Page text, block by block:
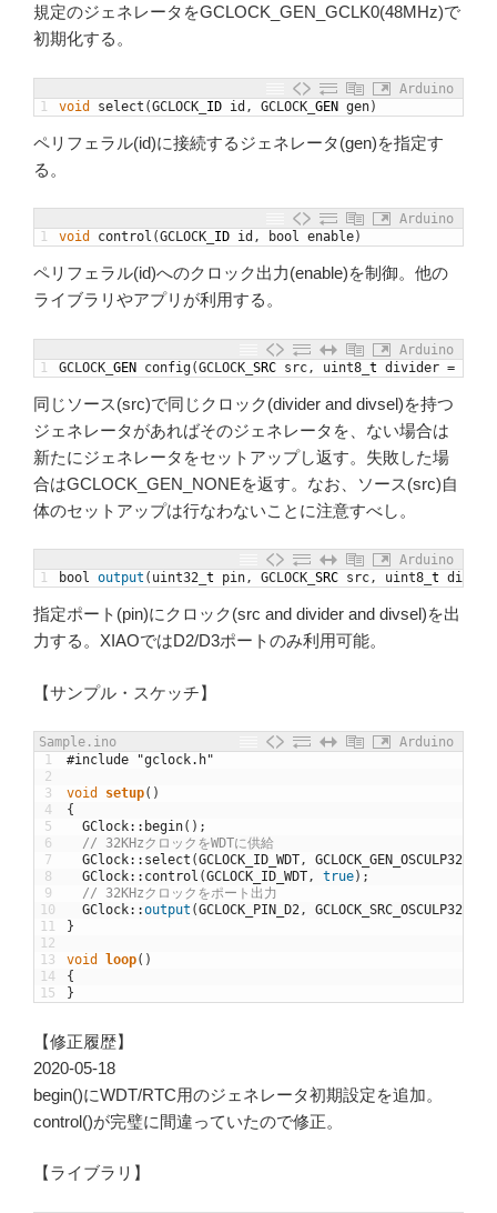
規定のジェネレータをGCLOCK_GEN_GCLK0(48MHz)で
初期化する。
Arduino
1
void select (GCLOCK ID id , GCLOCK GEN gen)
ペリフェラル(id)に接続するジェネレータ(gen)を指定す
る。
Arduino
1
void control (GCLOCK ID id , bool enable)
ペリフェラル(id)へのクロック出力(enable)を制御。他の
ライブラリやアプリが利用する。
Arduino
1
GCLOCK GEN config(GCLOCK SRC src , uint8 t divider =
同じソース(src)で同じクロック(divider and divsel)を持つ
ジェネレータがあればそのジェネレータを、ない場合は
新たにジェネレータをセットアップし返す。失敗した場
合はGCLOCK_GEN_NONEを返す。なお、ソース(src)自
体のセットアップは行なわないことに注意すべし。
Arduino
1
bool output ( uint32 t pin, GCLOCK SRC src, uint8 t
指定ポート(pin)にクロック(src and divider and divsel)を出
力する。XIAOではD2/D3ポートのみ利用可能。
【サンプル・スケッチ】
Sample.ino
Arduino
1
2
3
4
5
6
7
8
9
10
11
12
13
14
15
#include "gclock.h"
void setup( )
{
GClock:: begin( ) ;
// 32KHzクロックをWDTに供給
GClock:: select (GCLOCK_ID_WDT, GCLOCK_GEN_OSCULP32K
GClock:: control (GCLOCK_ID_WDT, true) ;
// 32KHzクロックをポート出力
GClock::output (GCLOCK_PIN_D2, GCLOCK_SRC_OSCULP32K
}
void loop( )
{
}
【修正履歴】
2020-05-18
begin()にWDT/RTC用のジェネレータ初期設定を追加。
control()が完璧に間違っていたので修正。
【ライブラリ】